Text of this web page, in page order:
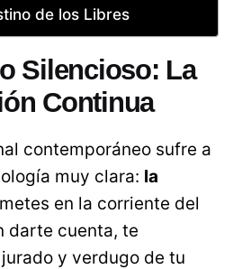
de los Libres
Silencioso: La
Continua
contemporáneo sufre a
muy clara: la
en la corriente del
darte cuenta, te
y verdugo de tu